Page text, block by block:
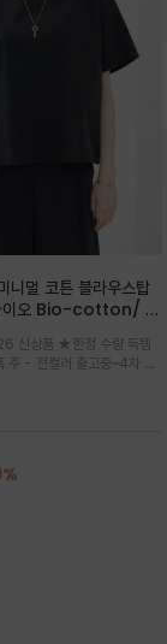
니멀 코튼 블라우스탑
오 Bio-cotton/ 시
라우스처럼 단정한 무
가 느껴지는 코튼 블라우스 탑
신상품 ★한정 수량 득템
주 - 전컬러 출고중~4차 리
루엣과 크롭 기장이 하체
와이드 팬츠와 셋업